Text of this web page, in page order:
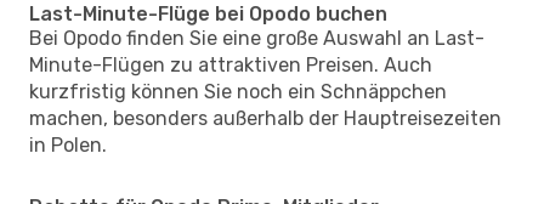
Last-Minute-Flüge bei Opodo buchen
Bei Opodo finden Sie eine große Auswahl an Last-
Minute-Flügen zu attraktiven Preisen. Auch
kurzfristig können Sie noch ein Schnäppchen
machen, besonders außerhalb der Hauptreisezeiten
in Polen.